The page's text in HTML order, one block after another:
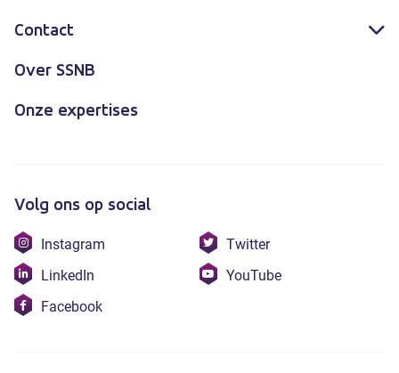
Contact
Over SSNB
Onze expertises
Volg ons op social
Bezoek
onze
instagram
Instagram
Bezoek
onze
Twitter
Bezoek
onze
LinkedIn
Bezoek
YouTube
Bezoek
Facebook